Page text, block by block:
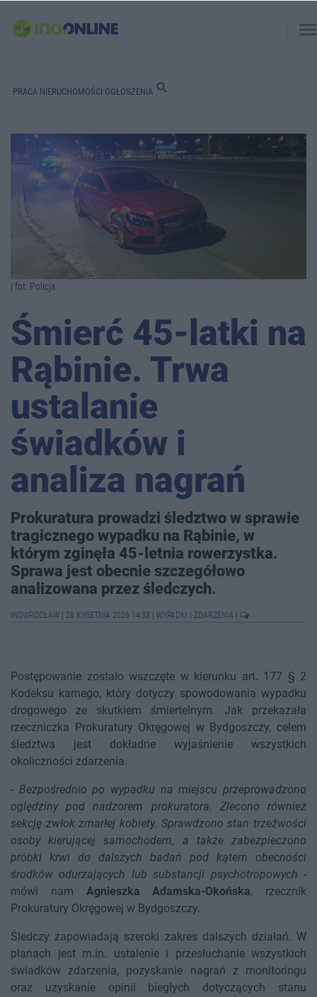
PRACA NIERUCHOMOŚCI OGŁOSZENIA search
| fot. Policja
Śmierć 45-latki na
Rąbinie. Trwa
ustalanie
świadków i
analiza nagrań
Prokuratura prowadzi śledztwo w sprawie
tragicznego wypadku na Rąbinie, w
którym zginęła 45-letnia rowerzystka.
Sprawa jest obecnie szczegółowo
analizowana przez śledczych.
INOWROCŁAW 28 KWIETNIA 2026 14:33 WYPADKI I ZDARZENIA
Postępowanie zostało wszczęte w kierunku art. 177 § 2
Kodeksu karnego, który dotyczy spowodowania wypadku
drogowego ze skutkiem śmiertelnym. Jak przekazała
rzeczniczka Prokuratury Okręgowej w Bydgoszczy, celem
śledztwa jest dokładne wyjaśnienie wszystkich
okoliczności zdarzenia.
- Bezpośrednio po wypadku na miejscu przeprowadzono
oględziny pod nadzorem prokuratora. Zlecono również
sekcję zwłok zmarłej kobiety. Sprawdzono stan trzeźwości
osoby kierującej samochodem, a także zabezpieczono
próbki krwi do dalszych badań pod kątem obecności
środków odurzających lub substancji psychotropowych -
mówi nam Agnieszka Adamska-Okońska, rzecznik
Prokuratury Okręgowej w Bydgoszczy.
Śledczy zapowiadają szeroki zakres dalszych działań. W
planach jest m.in. ustalenie i przesłuchanie wszystkich
świadków zdarzenia, pozyskanie nagrań z monitoringu
oraz uzyskanie opinii biegłych dotyczących stanu